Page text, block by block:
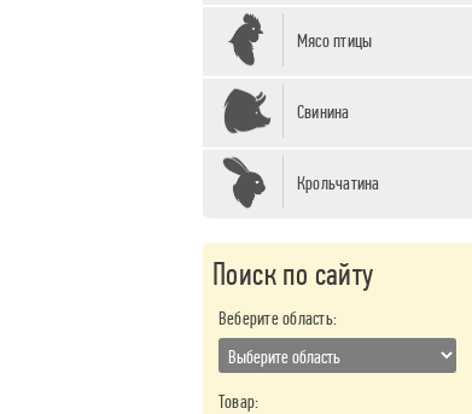
Мясо птицы
Свинина
Крольчатина
Поиск по сайту
Веберите область:
Товар: